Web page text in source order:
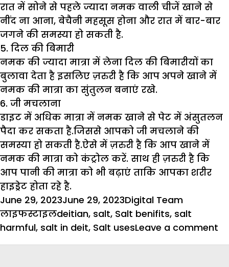
रात में सोने से पहले ज्यादा नमक वाली चीजें खाने से
नींद ना आना, बेचैनी महसूस होना और रात में बार-बार
जगने की समस्या हो सकती है.
5. दिल की बिमारी
नमक की ज्यादा मात्रा में लेना दिल की बिमारीयों का
बुलावा देता है इसलिए ज़रुरी है कि आप अपने खाने में
नमक की मात्रा का सुंतुलन बनाएं रखे.
6. जी मचलाना
डाइट में अधिक मात्रा में नमक खाने से पेट में अंसुतलन
पैदा कर सकता है.जिससे आपको जी मचलाने की
समस्या हो सकती है.ऐसे में ज़रुरी है कि आप खाने में
नमक की मात्रा को कंट्रोल करें. साथ ही ज़रुरी है कि
आप पानी की मात्रा को भी बढ़ाएं ताकि आपका शरीर
हाइड्रेट होता रहे है.
Posted
on
June 29, 2023June 29, 2023Author
Digital Team
लाइफस्टाइलTags
deitian, salt, Salt benifits, salt
harmful, salt in deit, Salt usesLeave a comment